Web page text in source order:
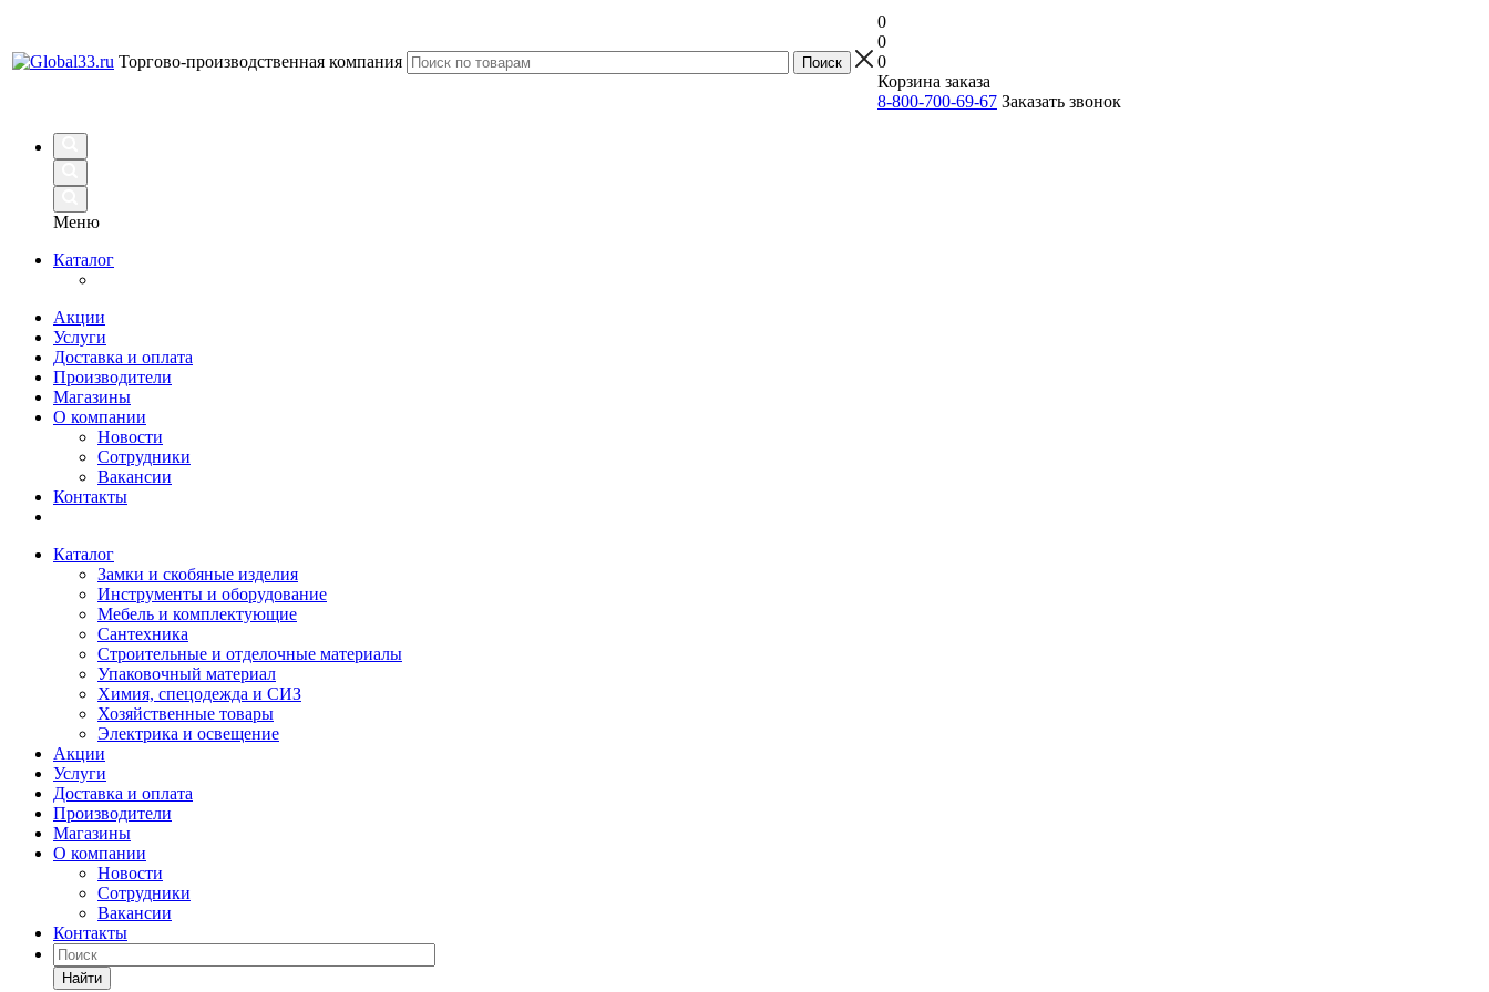
Торгово-производственная компания
0
0
0
Корзина заказа
8-800-700-69-67 Заказать звонок
Меню
Каталог
Акции
Услуги
Доставка и оплата
Производители
Магазины
О компании
Новости
Сотрудники
Вакансии
Контакты
Каталог
Замки и скобяные изделия
Инструменты и оборудование
Мебель и комплектующие
Сантехника
Строительные и отделочные материалы
Упаковочный материал
Химия, спецодежда и СИЗ
Хозяйственные товары
Электрика и освещение
Акции
Услуги
Доставка и оплата
Производители
Магазины
О компании
Новости
Сотрудники
Вакансии
Контакты
Найти